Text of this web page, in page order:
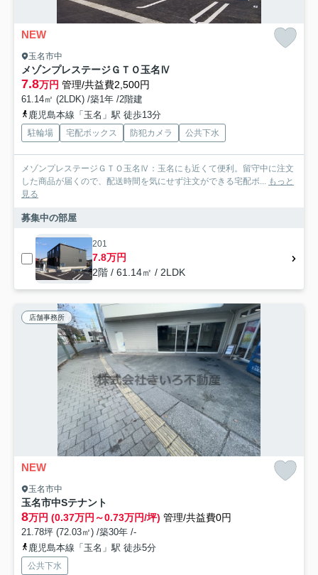
NEW
玉名市中
メゾンプレステージＧＴＯ玉名Ⅳ
7.8万円 管理/共益費2,500円
61.14㎡ (2LDK) /築1年 /2階建
鹿児島本線「玉名」駅 徒歩13分
駐輪場 宅配ボックス 防犯カメラ 公共下水
メゾンプレステージＧＴＯ玉名Ⅳ：玉名にも近くて便利。留守中に注文
した商品が届くので、配送時間を気にせず注文ができる宅配ボ... もっと
見る
募集中の部屋
201
7.8万円
2階 / 61.14㎡ / 2LDK
店舗事務所
NEW
玉名市中
玉名市中Sテナント
8万円 (0.37万円～0.73万円/坪) 管理/共益費0円
21.78坪 (72.03㎡) /築30年 /-
鹿児島本線「玉名」駅 徒歩5分
公共下水